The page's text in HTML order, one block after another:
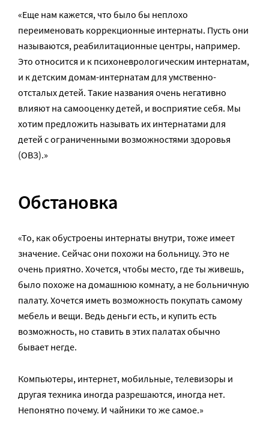
«Еще нам кажется, что было бы неплохо
переименовать коррекционные интернаты. Пусть они
называются, реабилитационные центры, например.
Это относится и к психоневрологическим интернатам,
и к детским домам-интернатам для умственно-
отсталых детей. Такие названия очень негативно
влияют на самооценку детей, и восприятие себя. Мы
хотим предложить называть их интернатами для
детей с ограниченными возможностями здоровья
(ОВЗ).»
Обстановка
«То, как обустроены интернаты внутри, тоже имеет
значение. Сейчас они похожи на больницу. Это не
очень приятно. Хочется, чтобы место, где ты живешь,
было похоже на домашнюю комнату, а не больничную
палату. Хочется иметь возможность покупать самому
мебель и вещи. Ведь деньги есть, и купить есть
возможность, но ставить в этих палатах обычно
бывает негде.
Компьютеры, интернет, мобильные, телевизоры и
другая техника иногда разрешаются, иногда нет.
Непонятно почему. И чайники то же самое.»